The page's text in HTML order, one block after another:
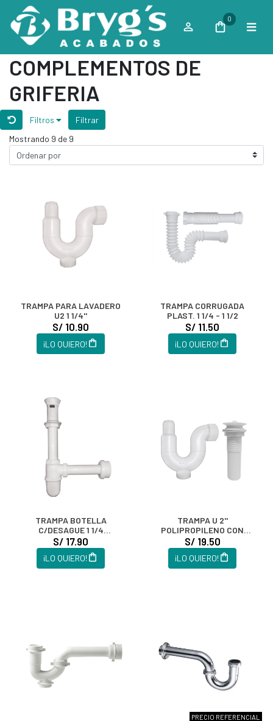
0
COMPLEMENTOS DE
GRIFERIA
Filtros
Filtrar
Mostrando 9 de 9
TRAMPA PARA LAVADERO
U2 1 1/4''
S/ 10.90
¡LO QUIERO!
TRAMPA CORRUGADA
PLAST. 1 1/4 - 1 1/2
S/ 11.50
¡LO QUIERO!
TRAMPA BOTELLA
C/DESAGUE 1 1/4
POLIPROP
S/ 17.90
¡LO QUIERO!
TRAMPA U 2''
POLIPROPILENO CON
DESAGUE 1
S/ 19.50
¡LO QUIERO!
PRECIO REFERENCIAL